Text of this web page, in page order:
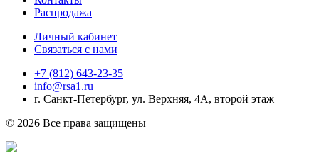
Распродажа
Личный кабинет
Связаться с нами
+7 (812) 643-23-35
info@rsa1.ru
г. Санкт-Петербург, ул. Верхняя, 4А, второй этаж
© 2026 Все права защищены